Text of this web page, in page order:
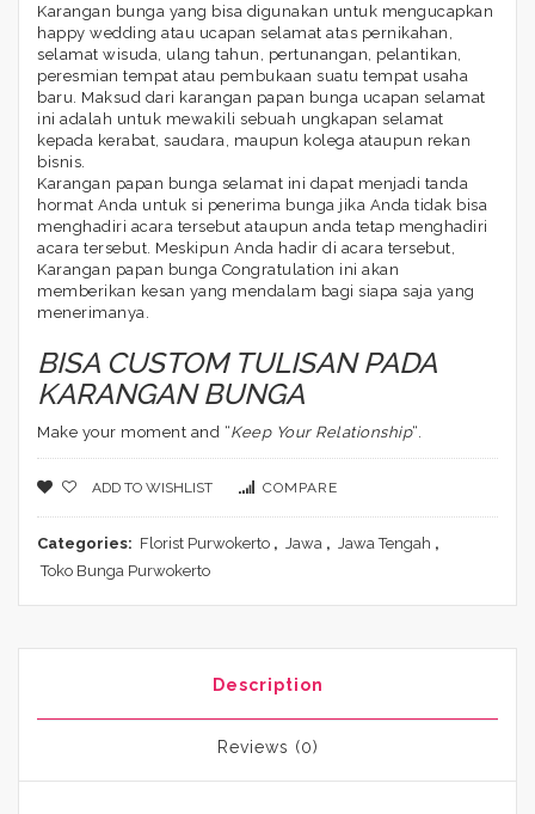
Karangan bunga yang bisa digunakan untuk mengucapkan
happy wedding atau ucapan selamat atas pernikahan,
selamat wisuda, ulang tahun, pertunangan, pelantikan,
peresmian tempat atau pembukaan suatu tempat usaha
baru. Maksud dari karangan papan bunga ucapan selamat
ini adalah untuk mewakili sebuah ungkapan selamat
kepada kerabat, saudara, maupun kolega ataupun rekan
bisnis.
Karangan papan bunga selamat ini dapat menjadi tanda
hormat Anda untuk si penerima bunga jika Anda tidak bisa
menghadiri acara tersebut ataupun anda tetap menghadiri
acara tersebut. Meskipun Anda hadir di acara tersebut,
Karangan papan bunga Congratulation ini akan
memberikan kesan yang mendalam bagi siapa saja yang
menerimanya.
BISA CUSTOM TULISAN PADA
KARANGAN BUNGA
Make your moment and “Keep Your Relationship“.
ADD TO WISHLIST COMPARE
Categories: Florist Purwokerto , Jawa , Jawa Tengah ,
Toko Bunga Purwokerto
Description
Reviews (0)